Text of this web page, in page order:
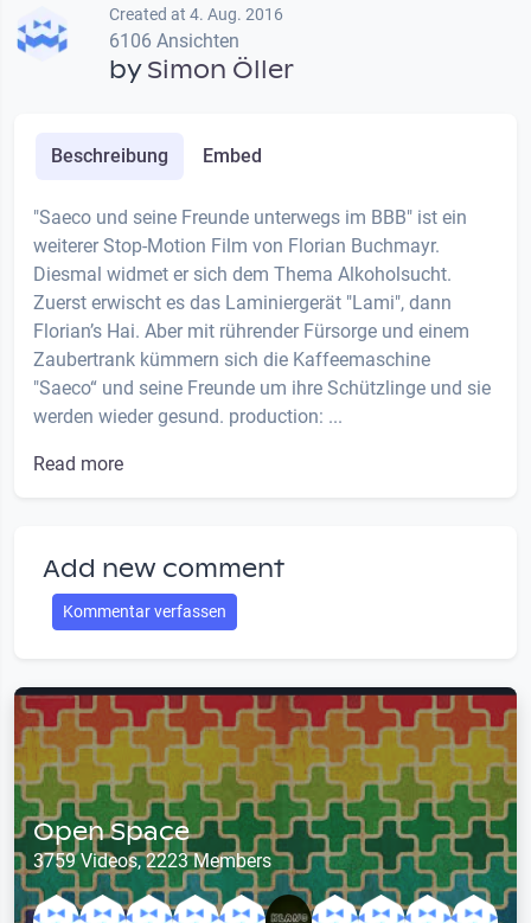
Created at 4. Aug. 2016
6106 Ansichten
bySimon Öller
Beschreibung Embed
"Saeco und seine Freunde unterwegs im BBB" ist ein
weiterer Stop-Motion Film von Florian Buchmayr.
Diesmal widmet er sich dem Thema Alkoholsucht.
Zuerst erwischt es das Laminiergerät "Lami", dann
Florian’s Hai. Aber mit rührender Fürsorge und einem
Zaubertrank kümmern sich die Kaffeemaschine
"Saeco“ und seine Freunde um ihre Schützlinge und sie
werden wieder gesund. production: ...
Read more
Add new comment
Kommentar verfassen
Open Space
3759 Videos, 2223 Members